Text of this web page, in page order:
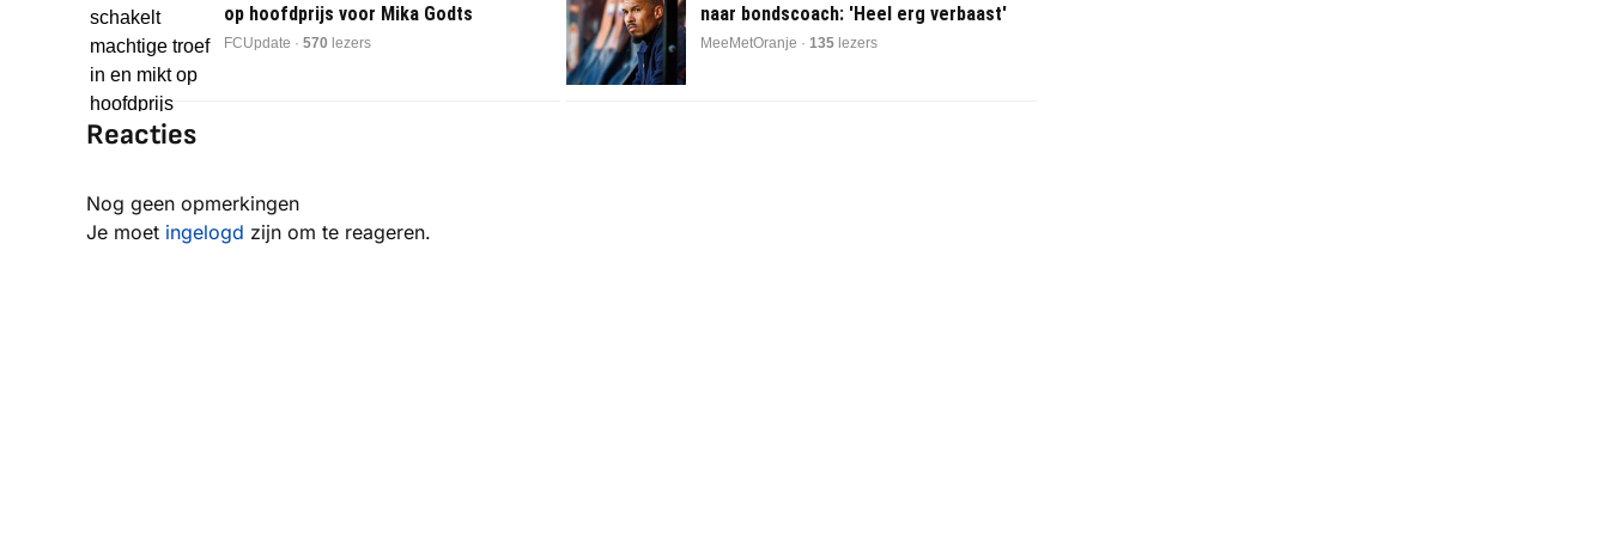
op hoofdprijs voor Mika Godts
FCUpdate · 570 lezers
naar bondscoach: 'Heel erg verbaast'
MeeMetOranje · 135 lezers
Reacties
Nog geen opmerkingen
Je moet ingelogd zijn om te reageren.